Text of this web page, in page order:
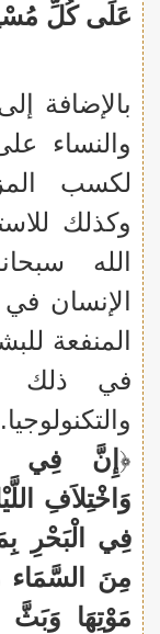
عَلَى كُلِّ
بالإضافة
والنساء
لكسب
وكذلك
الله
الإنسان
المنفعة
في ذلك
﴿ إِنَّ فِي
وَاخْتِلاَفِ
فِي الْبَحْرِ
مِنَ السَّمَاء
مَوْتِهَا